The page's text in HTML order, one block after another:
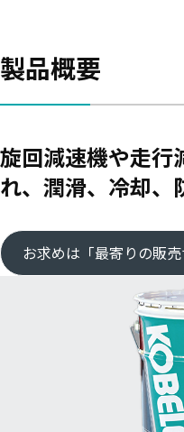
製品概要
旋回減速機や走行
れ、潤滑、冷却、
お求めは「最寄りの販